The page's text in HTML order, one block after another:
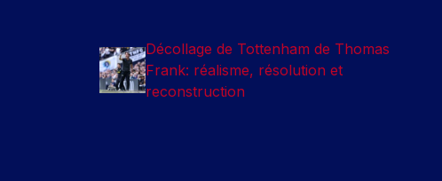
Décollage de Tottenham de Thomas
Frank: réalisme, résolution et
reconstruction